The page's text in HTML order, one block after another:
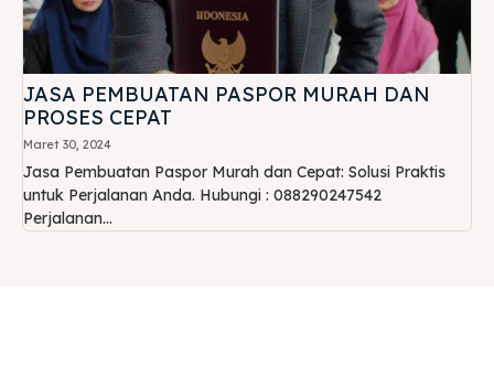
JASA PEMBUATAN PASPOR MURAH DAN
PROSES CEPAT
Maret 30, 2024
Jasa Pembuatan Paspor Murah dan Cepat: Solusi Praktis
untuk Perjalanan Anda. Hubungi : 088290247542
Perjalanan...